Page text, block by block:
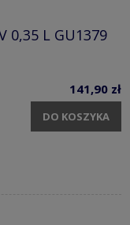
0,35 L GU1379
141,90 zł
DO KOSZYKA